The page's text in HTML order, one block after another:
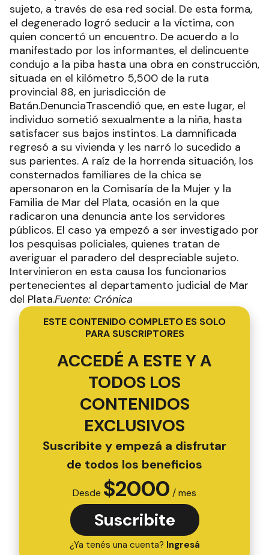
sujeto, a través de esa red social. De esta forma,
el degenerado logró seducir a la víctima, con
quien concertó un encuentro. De acuerdo a lo
manifestado por los informantes, el delincuente
condujo a la piba hasta una obra en construcción,
situada en el kilómetro 5,500 de la ruta
provincial 88, en jurisdicción de
Batán.DenunciaTrascendió que, en este lugar, el
individuo sometió sexualmente a la niña, hasta
satisfacer sus bajos instintos. La damnificada
regresó a su vivienda y les narró lo sucedido a
sus parientes. A raíz de la horrenda situación, los
consternados familiares de la chica se
apersonaron en la Comisaría de la Mujer y la
Familia de Mar del Plata, ocasión en la que
radicaron una denuncia ante los servidores
públicos. El caso ya empezó a ser investigado por
los pesquisas policiales, quienes tratan de
averiguar el paradero del despreciable sujeto.
Intervinieron en esta causa los funcionarios
pertenecientes al departamento judicial de Mar
del Plata.Fuente: Crónica
ESTE CONTENIDO COMPLETO ES SOLO
PARA SUSCRIPTORES
ACCEDÉ A ESTE Y A
TODOS LOS
CONTENIDOS
EXCLUSIVOS
Suscribite y empezá a disfrutar
de todos los beneficios
Desde $2000 / mes
Suscribite
¿Ya tenés una cuenta? Ingresá